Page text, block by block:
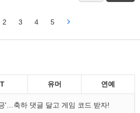
2 3 4 5
유머 연예
'…축하 댓글 달고 게임 코드 받자!